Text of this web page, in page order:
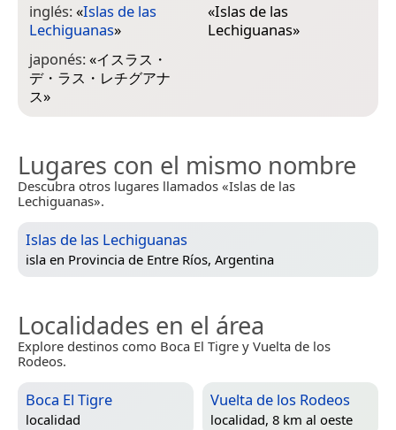
inglés:«Islas de las
Lechiguanas»
japonés:«イスラス・
デ・ラス・レチグアナ
ス»
«Islas de las
Lechiguanas»
Lugares con el mismo nombre
Descubra otros lugares llamados «Islas de las
Lechiguanas».
Islas de las Lechiguanas
isla en Provincia de Entre Ríos, Argentina
Localidades en el área
Explore destinos como Boca El Tigre y Vuelta de los
Rodeos.
Boca El Tigre
localidad
Vuelta de los Rodeos
localidad, 8 km al oeste